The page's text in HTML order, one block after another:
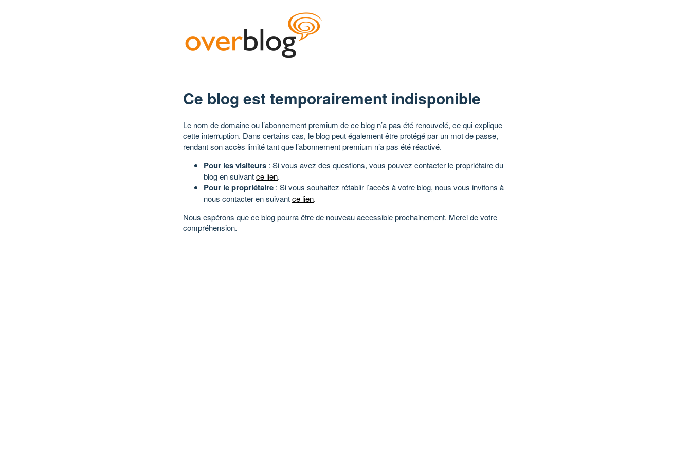
Ce blog est temporairement indisponible
Le nom de domaine ou l’abonnement premium de ce blog n’a pas été renouvelé, ce qui explique
cette interruption. Dans certains cas, le blog peut également être protégé par un mot de passe,
rendant son accès limité tant que l’abonnement premium n’a pas été réactivé.
Pour les visiteurs : Si vous avez des questions, vous pouvez contacter le propriétaire du
blog en suivantce lien.
Pour le propriétaire : Si vous souhaitez rétablir l’accès à votre blog, nous vous invitons à
nous contacter en suivantce lien.
Nous espérons que ce blog pourra être de nouveau accessible prochainement. Merci de votre
compréhension.